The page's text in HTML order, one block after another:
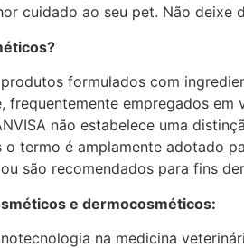
cuidado ao seu pet. Não deixe
formulados com
frequentemente empregados
não estabelece uma
o termo é amplamente adotado
são recomendados para fins
e dermocosméticos:
na medicina